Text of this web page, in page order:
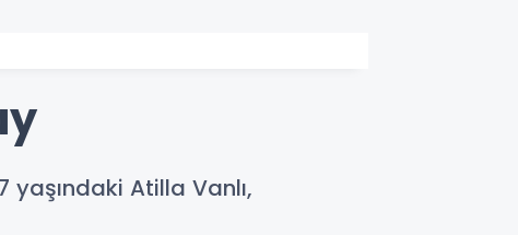
yaşındaki Atilla Vanlı,